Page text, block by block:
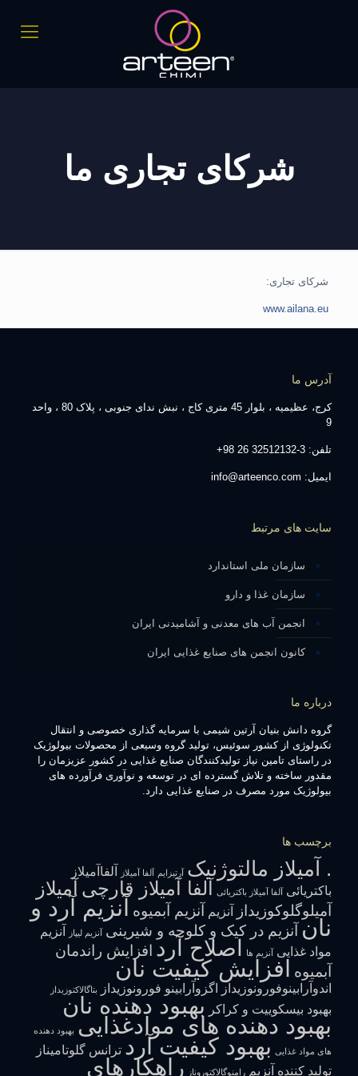
شرکای تجاری ما
شرکای تجاری:
www.ailana.eu
آدرس ما
کرج، عظیمیه ، بلوار 45 متری کاج ، نبش ندای جنوبی ، پلاک 80 ، واحد
9
تلفن: 3-32512132 26 98+
ایمیل: info@arteenco.com
سایت های مرتبط
سازمان ملی استاندارد
سازمان غذا و دارو
انجمن آب های معدنی و آشامیدنی ایران
کانون انجمن های صنایع غذایی ایران
درباره ما
گروه دانش بنیان آرتین شیمی با سرمایه گذاری خصوصی و انتقال
تکنولوژی از کشور سوئیس، تولید گروه وسیعی از محصولات بیولوژیک
در راستای تامین نیاز تولیدکنندگان صنایع غذایی در کشور عزیزمان را
مقدور ساخته و تلاش گسترده ای در توسعه و نوآوری فرآورده های
بیولوژیک مورد مصرف در صنایع غذایی دارد.
برچسب ها
. آمیلاز مالتوژنیک آرتیزایم آلفا آمیلاز
آلفاآمیلاز
باکتریائی آلفا آمیلاز باکتریائی آلفا آمیلاز قارچی آمیلاز
آمیلوگلوکوزیداز آنزیم آنزیم آبمیوه آنزیم آرد و
نان آنزیم در کیک و کلوچه و شیرینی آنزیم لیپاز
آنزیم
مواد غذایی آنزیم ها اصلاح آرد افزایش راندمان
آبمیوه افزایش کیفیت نان
اندوآرابینوفورونوزیداز اگزوآرابینو فورونوزیداز بتاگالاکتوزیداز
بهبود بیسکوییت و کراکر بهبود دهنده نان
بهبود دهنده های موادغذایی بهبود دهنده
های مواد غذایی بهبود کیفیت آرد ترانس گلوتامیناز
تولید کننده آنزیم رامنوگالاکتوروناز راهکارهای